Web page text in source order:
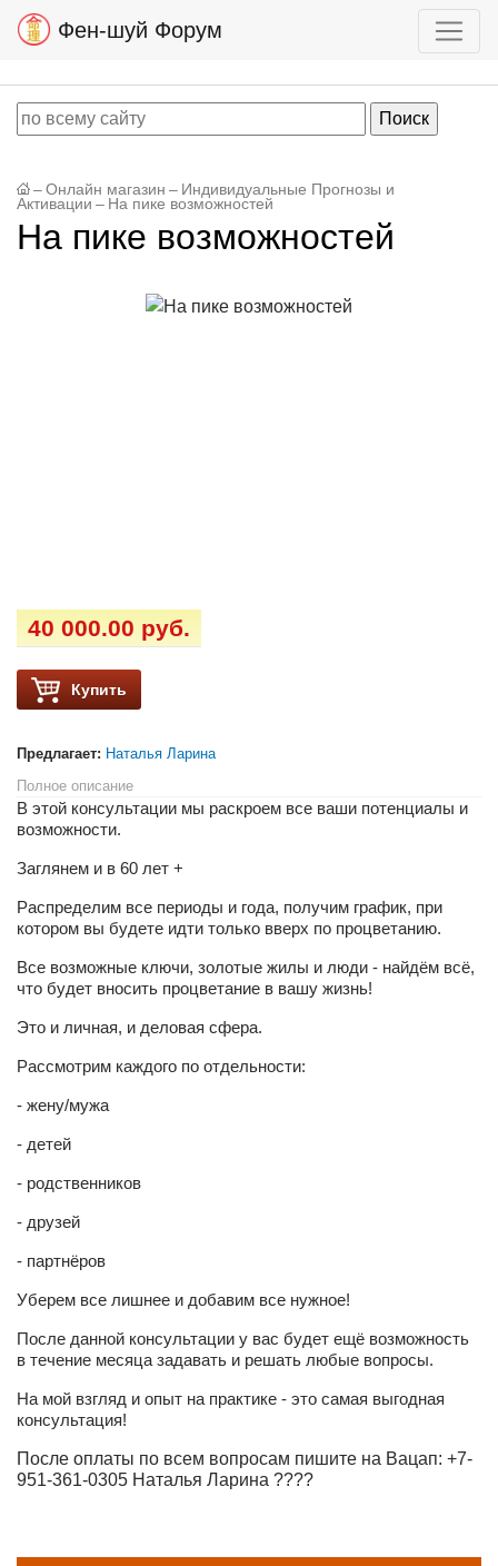
Фен-шуй Форум
– Онлайн магазин – Индивидуальные Прогнозы и
Активации – На пике возможностей
На пике возможностей
40 000.00 руб.
Купить
Предлагает: Наталья Ларина
Полное описание
В этой консультации мы раскроем все ваши потенциалы и
возможности.
Заглянем и в 60 лет +
Распределим все периоды и года, получим график, при
котором вы будете идти только вверх по процветанию.
Все возможные ключи, золотые жилы и люди - найдём всё,
что будет вносить процветание в вашу жизнь!
Это и личная, и деловая сфера.
Рассмотрим каждого по отдельности:
- жену/мужа
- детей
- родственников
- друзей
- партнёров
Уберем все лишнее и добавим все нужное!
После данной консультации у вас будет ещё возможность
в течение месяца задавать и решать любые вопросы.
На мой взгляд и опыт на практике - это самая выгодная
консультация!
После оплаты по всем вопросам пишите на Вацап: +7-
951-361-0305 Наталья Ларина ????